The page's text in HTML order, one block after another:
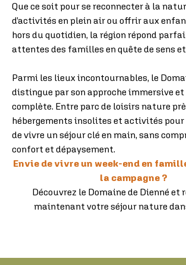
Que ce soit pour se reconnecter à la
d’activités en plein air ou offrir aux
hors du quotidien, la région répond
attentes des familles en quête de sens
Parmi les lieux incontournables, le
distingue par son approche immersive et
complète. Entre parc de loisirs nature
hébergements insolites et activités
de vivre un séjour clé en main, sans
confort et dépaysement.
Envie de vivre un week-end en
la campagne ?
Découvrez le Domaine de Dienné et
maintenant votre séjour nature